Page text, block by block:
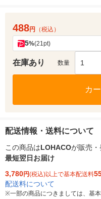
488円 （税込）
5%(21pt)
在庫あり 数量 1
カ
配送情報・送料について
この商品はLOHACOが販売・
最短翌日お届け
3,780円(税込)以上で基本配送料
配送料について
※一部の商品につきましては、基